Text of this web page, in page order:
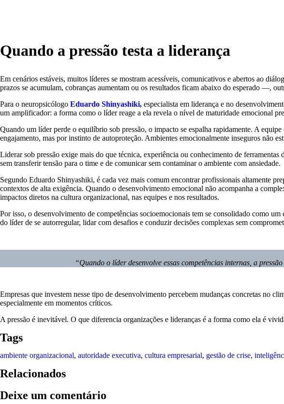
Quando a pressão testa a liderança
Em cenários estáveis, muitos líderes se mostram acessíveis, comunicativos e abertos ao
prazos se acumulam, cobranças aumentam ou os resultados ficam abaixo do esperado —,
Para o neuropsicólogo Eduardo Shinyashiki, especialista em liderança e no
um amplificador: a forma como o líder reage a ela revela o nível de maturidade emocional
Quando um líder perde o equilíbrio sob pressão, o impacto se espalha rapidamente. A
engajamento, mas por instinto de autoproteção. Ambientes emocionalmente inseguros não
Liderar sob pressão exige mais do que técnica, experiência ou conhecimento de
sem transferir tensão para o time e de comunicar sem contaminar o ambiente com ansiedade.
Segundo Eduardo Shinyashiki, é cada vez mais comum encontrar profissionais altamente
contextos de alta exigência. Quando o desenvolvimento emocional não acompanha a
impactos diretos na cultura organizacional, nas equipes e nos resultados.
Por isso, o desenvolvimento de competências socioemocionais tem se consolidado como
do líder de se autorregular, lidar com desafios e conduzir decisões complexas sem
“Quando o líder desenvolve essas competências internas, a
Empresas que investem nesse tipo de desenvolvimento percebem mudanças concretas no
especialmente em momentos críticos.
A pressão é inevitável. O que diferencia organizações e lideranças é a forma como ela é
Tags
ambiente organizacional, autoridade executiva, cultura empresarial, gestão de crise,
Relacionados
Deixe um comentário